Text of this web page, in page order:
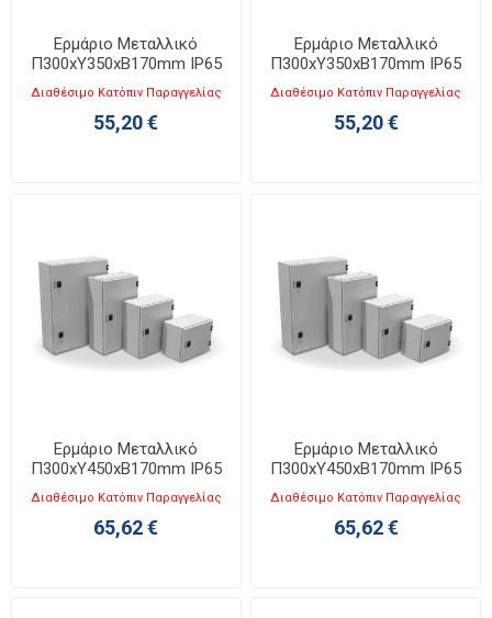
Ερμάριο Μεταλλικό
Π300xΥ350xΒ170mm IP65
KB 3035-1
Διαθέσιμο Κατόπιν Παραγγελίας
55,20 €
Ερμάριο Μεταλλικό
Π300xΥ350xΒ170mm IP65
KB 3035-2
Διαθέσιμο Κατόπιν Παραγγελίας
55,20 €
Ερμάριο Μεταλλικό
Π300xΥ450xΒ170mm IP65
KB 3045-1
Διαθέσιμο Κατόπιν Παραγγελίας
65,62 €
Ερμάριο Μεταλλικό
Π300xΥ450xΒ170mm IP65
KB 3045-2
Διαθέσιμο Κατόπιν Παραγγελίας
65,62 €